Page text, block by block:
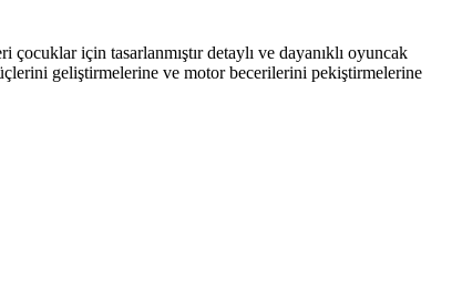
için tasarlanmıştır detaylı ve dayanıklı oyuncak
geliştirmelerine ve motor becerilerini pekiştirmelerine